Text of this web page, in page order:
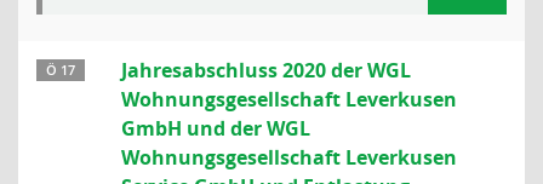
Ö 17
Jahresabschluss 2020 der WGL
Wohnungsgesellschaft Leverkusen
GmbH und der WGL
Wohnungsgesellschaft Leverkusen